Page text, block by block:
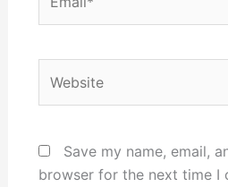
Save my name, email,
browser for the next time I